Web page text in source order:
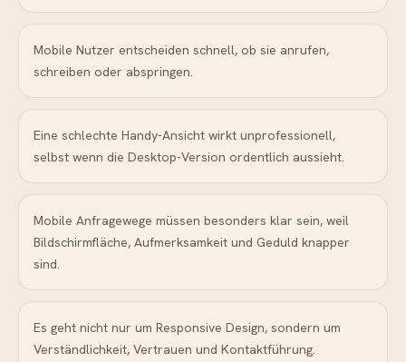
Mobile Nutzer entscheiden schnell, ob sie anrufen,
schreiben oder abspringen.
Eine schlechte Handy-Ansicht wirkt unprofessionell,
selbst wenn die Desktop-Version ordentlich aussieht.
Mobile Anfragewege müssen besonders klar sein, weil
Bildschirmfläche, Aufmerksamkeit und Geduld knapper
sind.
Es geht nicht nur um Responsive Design, sondern um
Verständlichkeit, Vertrauen und Kontaktführung.